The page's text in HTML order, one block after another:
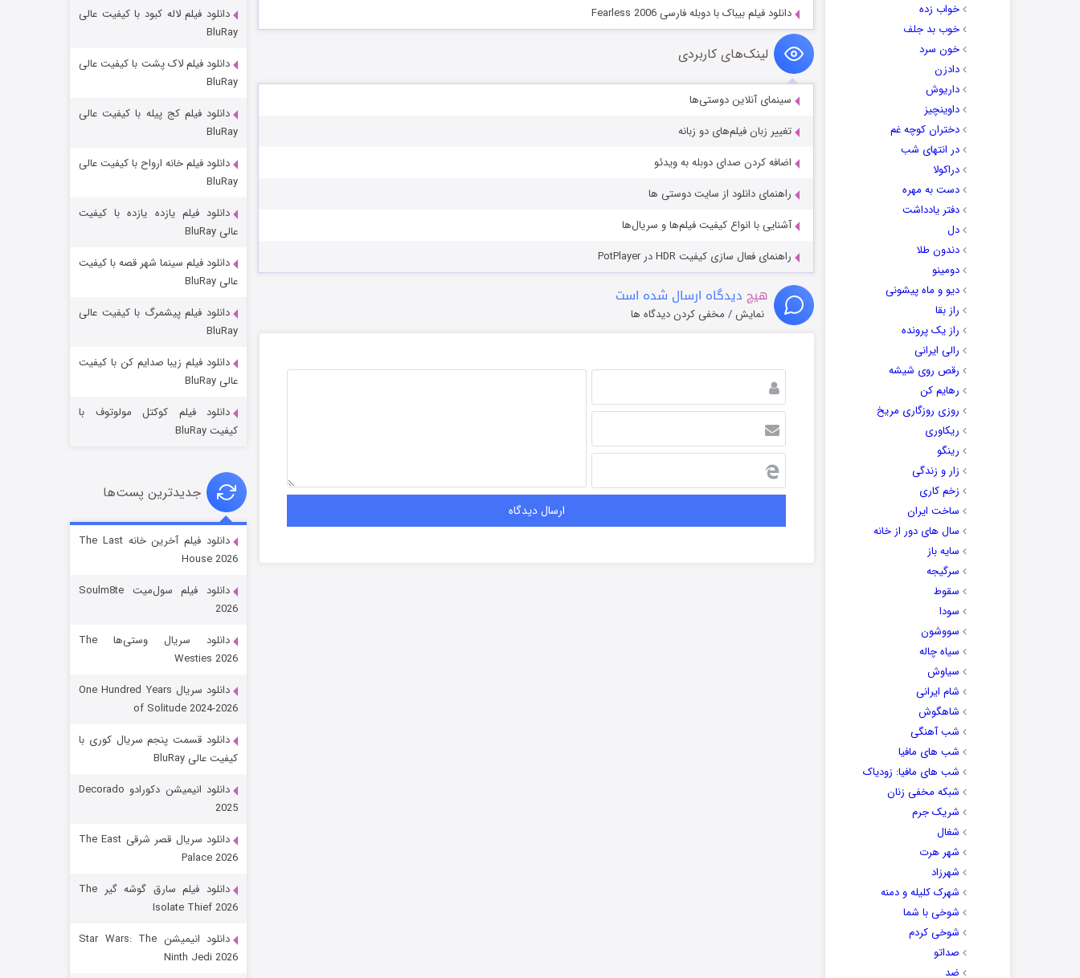
خواب زده
خوب بد جلف
خون سرد
دادزن
داریوش
داوینچیز
دختران کوچه غم
در انتهای شب
دراکولا
دست به مهره
دفتر یادداشت
دل
دندون طلا
دومینو
دیو و ماه پیشونی
راز بقا
راز یک پرونده
رالی ایرانی
رقص روی شیشه
رهایم کن
روزی روزگاری مریخ
ریکاوری
رینگو
زار و زندگی
زخم کاری
ساخت ایران
سال های دور از خانه
سایه باز
سرگیجه
سقوط
سودا
سووشون
سیاه چاله
سیاوش
شام ایرانی
شاهگوش
شب آهنگی
شب های مافیا
شب های مافیا: زودیاک
شبکه مخفی زنان
شریک جرم
شغال
شهر هرت
شهرزاد
شهرک کلیله و دمنه
شوخی با شما
شوخی کردم
صداتو
ضد
دانلود فیلم بیباک با دوبله فارسی Fearless 2006
لینک‌های کاربردی
سینمای آنلاین دوستی‌ها
تغییر زبان فیلم‌های دو زبانه
اضافه کردن صدای دوبله به ویدئو
راهنمای دانلود از سایت دوستی ها
آشنایی با انواع کیفیت فیلم‌ها و سریال‌ها
راهنمای فعال سازی کیفیت HDR در PotPlayer
هیچ دیدگاه ارسال شده است
نمایش / مخفی کردن دیدگاه ها
خاندان اژدها فصل ۳
جادوگری در مغولستان
قسمت
رویایی برای تو
قسمت
دانلود فیلم لاله کبود با کیفیت عالی
BluRay
دانلود فیلم لاک پشت با کیفیت عالی
BluRay
دانلود فیلم کج‌ پیله با کیفیت عالی
BluRay
دانلود فیلم خانه ارواح با کیفیت عالی
BluRay
دانلود فیلم یازده یازده با کیفیت
عالی BluRay
دانلود فیلم سینما شهر قصه با کیفیت
عالی BluRay
دانلود فیلم پیشمرگ با کیفیت عالی
BluRay
دانلود فیلم زیبا صدایم کن با کیفیت
عالی BluRay
دانلود فیلم کوکتل مولوتوف با
کیفیت BluRay
جدیدترین پست‌ها
دانلود فیلم آخرین خانه The Last
House 2026
دانلود فیلم سول‌میت Soulm8te
2026
دانلود سریال وستی‌ها The
Westies 2026
دانلود سریال One Hundred Years
of Solitude 2024-2026
دانلود قسمت پنجم سریال کوری با
کیفیت عالی BluRay
دانلود انیمیشن دکورادو Decorado
2025
دانلود سریال قصر شرقی The East
Palace 2026
دانلود فیلم سارق گوشه گیر The
Isolate Thief 2026
دانلود انیمیشن Star Wars: The
Ninth Jedi 2026